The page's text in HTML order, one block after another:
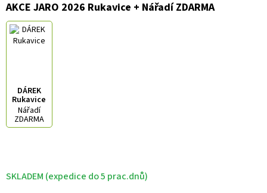
AKCE JARO 2026 Rukavice + Nářadí ZDARMA
DÁREK
Rukavice
Nářadí
ZDARMA
SKLADEM (expedice do 5 prac.dnů)